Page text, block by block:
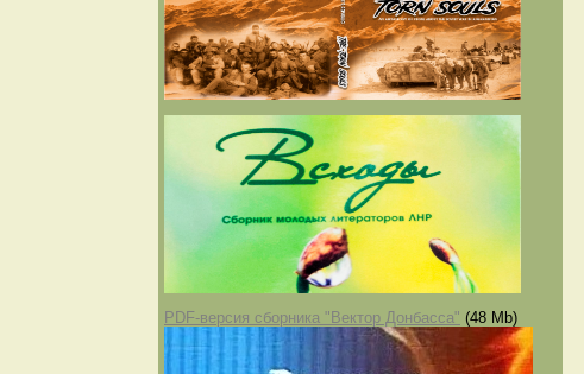
PDF-версия сборника "Вектор Донбасса" (48 Mb)